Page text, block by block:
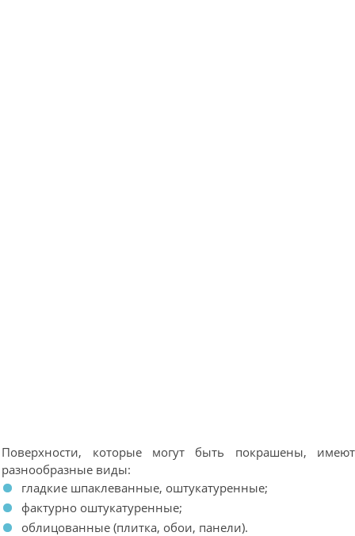
Поверхности, которые могут быть покрашены, имеют
разнообразные виды:
гладкие шпаклеванные, оштукатуренные;
фактурно оштукатуренные;
облицованные (плитка, обои, панели).